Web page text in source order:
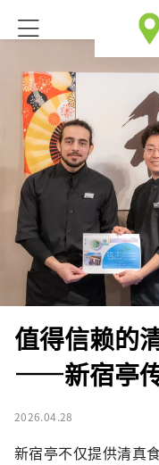
值得信赖的
——新宿亭
2026.04.28
新宿亭不仅提供清真